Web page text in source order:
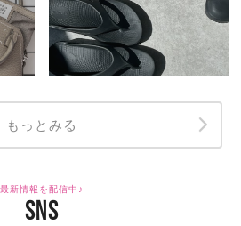
もっとみる
最新情報を配信中♪
SNS